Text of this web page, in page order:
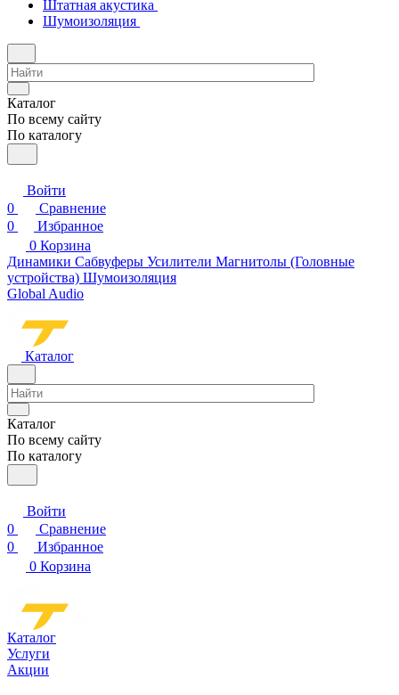
Штатная акустика
Шумоизоляция
Каталог
По всему сайту
По каталогу
Войти
0
Сравнение
0
Избранное
0 Корзина
Динамики Сабвуферы Усилители Магнитолы (Головные
устройства) Шумоизоляция
Global Audio
Каталог
Каталог
По всему сайту
По каталогу
Войти
0
Сравнение
0
Избранное
0 Корзина
Каталог
Услуги
Акции